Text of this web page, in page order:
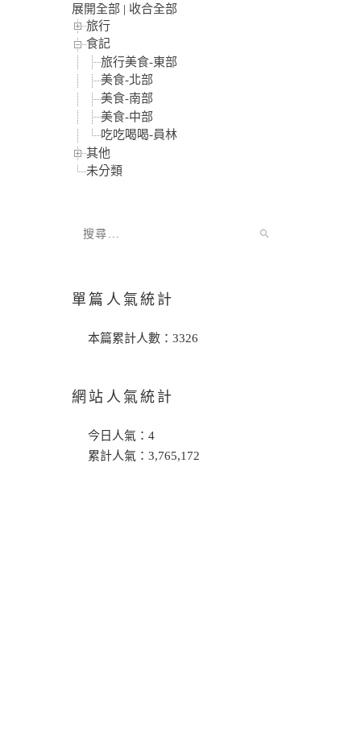
展開全部 | 收合全部
旅行
食記
旅行美食-東部
美食-北部
美食-南部
美食-中部
吃吃喝喝-員林
其他
未分類
單篇人氣統計
本篇累計人數： 3326
網站人氣統計
今日人氣： 4
累計人氣： 3,765,172